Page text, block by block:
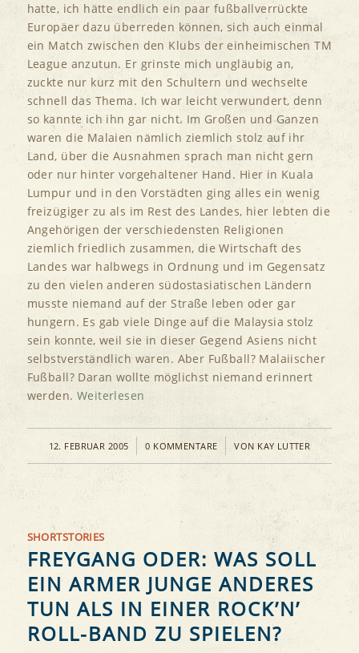
hatte, ich hätte endlich ein paar fußballverrückte
Europäer dazu überreden können, sich auch einmal
ein Match zwischen den Klubs der einheimischen TM
League anzutun. Er grinste mich ungläubig an,
zuckte nur kurz mit den Schultern und wechselte
schnell das Thema. Ich war leicht verwundert, denn
so kannte ich ihn gar nicht. Im Großen und Ganzen
waren die Malaien nämlich ziemlich stolz auf ihr
Land, über die Ausnahmen sprach man nicht gern
oder nur hinter vorgehaltener Hand. Hier in Kuala
Lumpur und in den Vorstädten ging alles ein wenig
freizügiger zu als im Rest des Landes, hier lebten die
Angehörigen der verschiedensten Religionen
ziemlich friedlich zusammen, die Wirtschaft des
Landes war halbwegs in Ordnung und im Gegensatz
zu den vielen anderen südostasiatischen Ländern
musste niemand auf der Straße leben oder gar
hungern. Es gab viele Dinge auf die Malaysia stolz
sein konnte, weil sie in dieser Gegend Asiens nicht
selbstverständlich waren. Aber Fußball? Malaiischer
Fußball? Daran wollte möglichst niemand erinnert
werden. Weiterlesen
12. FEBRUAR 2005
/ 0 KOMMENTARE
/ VON KAY LUTTER
SHORTSTORIES
FREYGANG ODER: WAS SOLL
EIN ARMER JUNGE ANDERES
TUN ALS IN EINER ROCK’N’
ROLL-BAND ZU SPIELEN?